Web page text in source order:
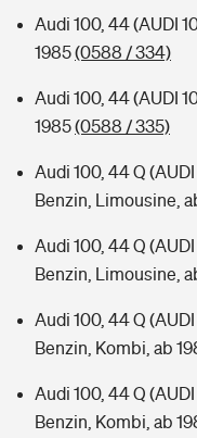
Audi 100, 44 (AUDI
1985(0588 / 334)
Audi 100, 44 (AUDI
1985(0588 / 335)
Audi 100, 44 Q
Benzin, Limousine,
Audi 100, 44 Q
Benzin, Limousine,
Audi 100, 44 Q
Benzin, Kombi, ab
Audi 100, 44 Q
Benzin, Kombi, ab